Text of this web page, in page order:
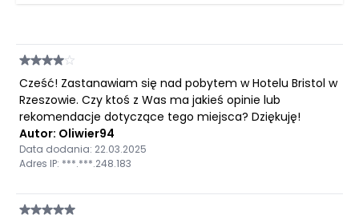
Cześć! Zastanawiam się nad pobytem w Hotelu Bristol w
Rzeszowie. Czy ktoś z Was ma jakieś opinie lub
rekomendacje dotyczące tego miejsca? Dziękuję!
Autor: Oliwier94
Data dodania: 22.03.2025
Adres IP: ***.***.248.183